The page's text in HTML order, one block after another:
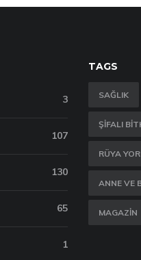
3
107
130
65
1
TAGS
SAĞLIK
ŞIFALI
RÜYA
ANNE VE
MAGAZIN